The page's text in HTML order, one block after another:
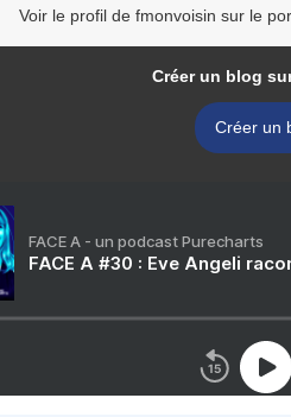
Voir le profil de fmonvoisin sur le
Créer un blog
Créer un
FACE A - un podcast Purecharts
FACE A #30 : Eve Angeli